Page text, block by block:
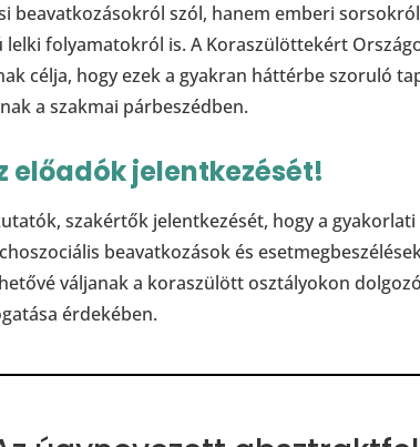
beavatkozásokról szól, hanem emberi
lelki folyamatokról is. A Koraszülöttekért
célja, hogy ezek a gyakran háttérbe szoruló
a szakmai párbeszédben.
előadók jelentkezését!
szakértők jelentkezését, hogy a
beavatkozások és
váljanak a koraszülött osztályokon
érdekében.